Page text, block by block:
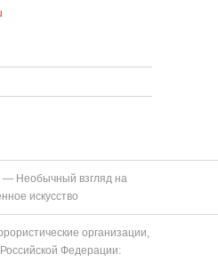
— Необычный взгляд на
искусство
организации,
Федерации: